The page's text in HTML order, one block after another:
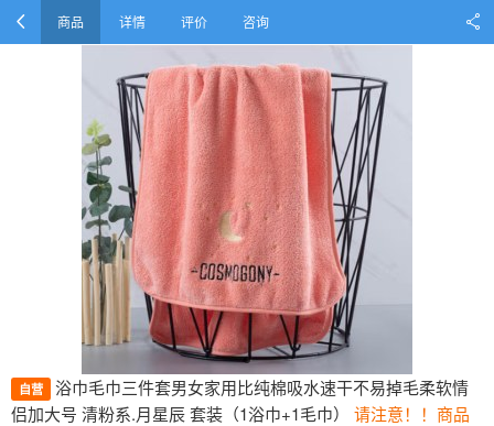
商品 详情 评价 咨询
自营 浴巾毛巾三件套男女家用比纯棉吸水速干不易掉毛柔软情
侣加大号 清粉系.月星辰 套装（1浴巾+1毛巾） 请注意！！商品